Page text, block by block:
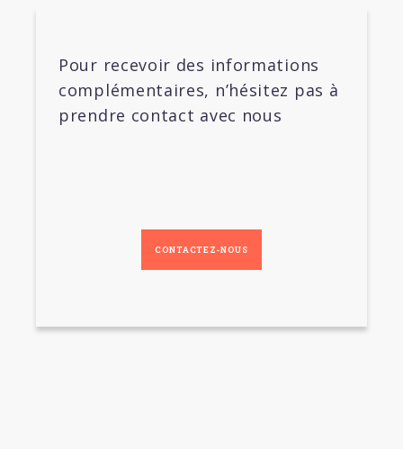
Pour recevoir des informations
complémentaires, n’hésitez pas à
prendre contact avec nous
CONTACTEZ-NOUS